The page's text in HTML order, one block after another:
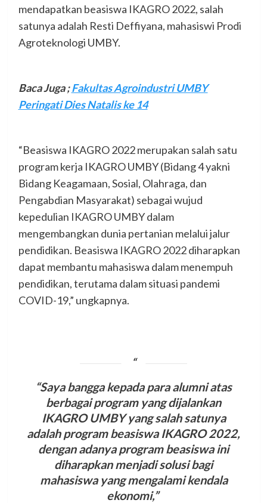
mendapatkan beasiswa IKAGRO 2022, salah
satunya adalah Resti Deffiyana, mahasiswi Prodi
Agroteknologi UMBY.
Baca Juga ;Fakultas Agroindustri UMBY
Peringati Dies Natalis ke 14
“Beasiswa IKAGRO 2022 merupakan salah satu
program kerja IKAGRO UMBY (Bidang 4 yakni
Bidang Keagamaan, Sosial, Olahraga, dan
Pengabdian Masyarakat) sebagai wujud
kepedulian IKAGRO UMBY dalam
mengembangkan dunia pertanian melalui jalur
pendidikan. Beasiswa IKAGRO 2022 diharapkan
dapat membantu mahasiswa dalam menempuh
pendidikan, terutama dalam situasi pandemi
COVID-19,” ungkapnya.
“Saya bangga kepada para alumni atas
berbagai program yang dijalankan
IKAGRO UMBY yang salah satunya
adalah program beasiswa IKAGRO 2022,
dengan adanya program beasiswa ini
diharapkan menjadi solusi bagi
mahasiswa yang mengalami kendala
ekonomi,”